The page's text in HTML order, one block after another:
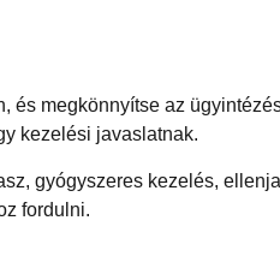
és megkönnyítse az
kezelési javaslatnak.
gyógyszeres kezelés,
fordulni.